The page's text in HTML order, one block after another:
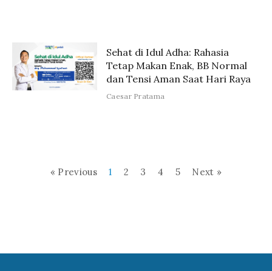
Sehat di Idul Adha: Rahasia
Tetap Makan Enak, BB Normal
dan Tensi Aman Saat Hari Raya
Caesar Pratama
« Previous 1 2 3 4 5 Next »